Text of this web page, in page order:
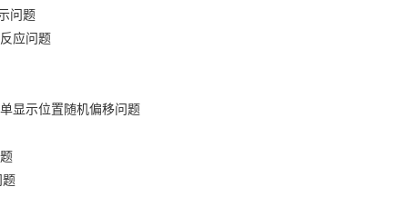
问题
应问题
显示位置随机偏移问题